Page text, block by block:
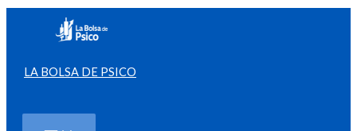
contenido
LA BOLSA DE PSICO